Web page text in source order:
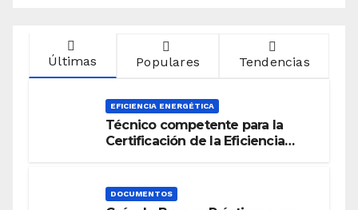
Últimas Populares Tendencias
EFICIENCIA ENERGÉTICA
Técnico competente para la
Certificación de la Eficiencia
DOCUMENTOS